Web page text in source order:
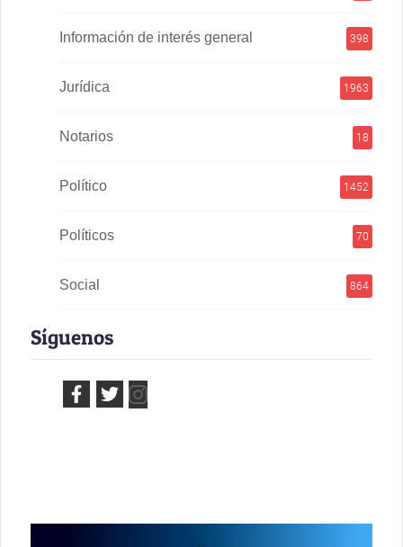
Información de interés general 398
Jurídica 1963
Notarios 18
Político 1452
Políticos 70
Social 864
Síguenos